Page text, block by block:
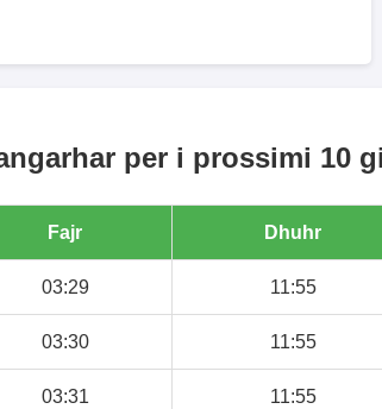
per i prossimi 10
Fajr Dhuhr
03:29 11:55
03:30 11:55
03:31 11:55